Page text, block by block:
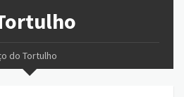
do Tortulho